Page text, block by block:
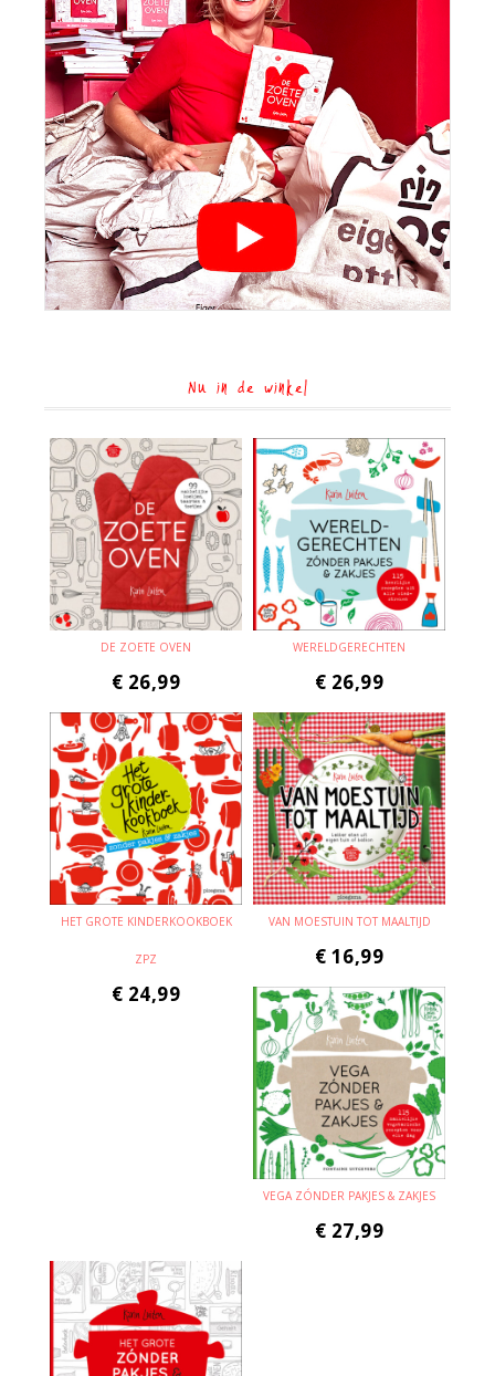
Nu in de winkel
DE ZOETE OVEN
€ 26,99
WERELDGERECHTEN
€ 26,99
HET GROTE KINDERKOOKBOEK
ZPZ
€ 24,99
VAN MOESTUIN TOT MAALTIJD
€ 16,99
VEGA ZÓNDER PAKJES & ZAKJES
€ 27,99